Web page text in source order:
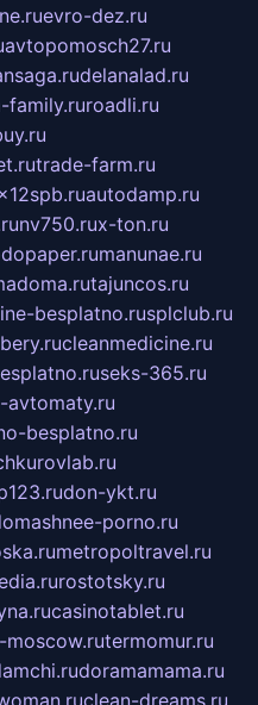
evro-dez.ru
avtopomosch27.ru
delanalad.ru
family.ruroadli.ru
trade-farm.ru
autodamp.ru
nv750.rux-ton.ru
manunae.ru
tajuncos.ru
besplatno.rusplclub.ru
cleanmedicine.ru
seks-365.ru
besplatno.ru
don-ykt.ru
porno.ru
metropoltravel.ru
rostotsky.ru
casinotablet.ru
termomur.ru
doramamama.ru